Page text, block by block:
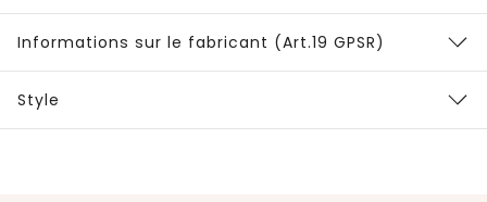
Informations sur le fabricant (Art.19 GPSR)
Style